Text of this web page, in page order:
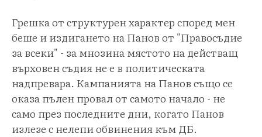
Грешка от структурен характер според мен
беше и издигането на Панов от "Правосъдие
за всеки" - за мнозина мястото на действащ
върховен съдия не е в политическата
надпревара. Кампанията на Панов също се
оказа пълен провал от самото начало - не
само през последните дни, когато Панов
излезе с нелепи обвинения към ДБ.